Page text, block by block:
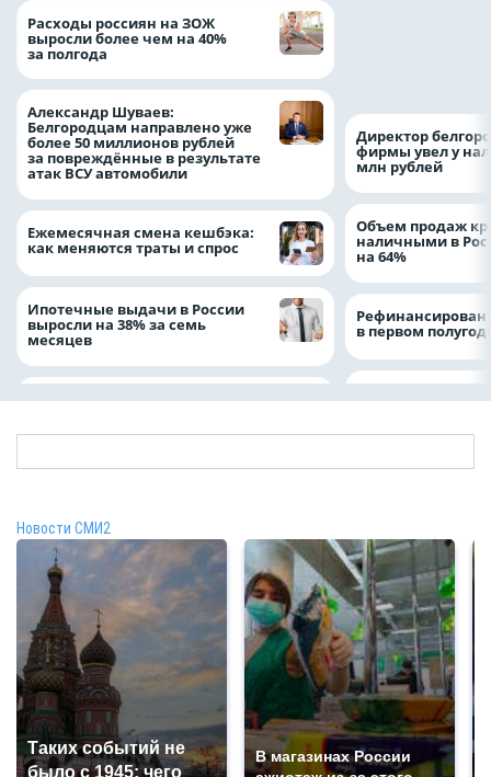
Расходы россиян на ЗОЖ
выросли более чем на 40%
за полгода
Александр Шуваев:
Белгородцам направлено уже
более 50 миллионов рублей
за повреждённые в результате
атак ВСУ автомобили
Ежемесячная смена кешбэка:
как меняются траты и спрос
Ипотечные выдачи в России
выросли на 38% за семь
месяцев
Директор
фирмы увел у
млн рублей
Объем продаж
наличными в
на 64%
в первом
Новости СМИ2
Таких событий не
было с 1945: чего
В магазинах России